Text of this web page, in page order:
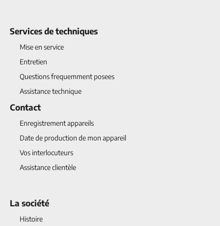
Services de techniques
Mise en service
Entretien
Questions frequemment posees
Assistance technique
Contact
Enregistrement appareils
Date de production de mon appareil
Vos interlocuteurs
Assistance clientèle
La société
Histoire